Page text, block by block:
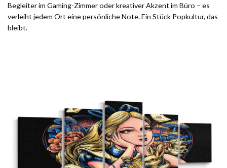
Begleiter im Gaming-Zimmer oder kreativer Akzent im Büro – es
verleiht jedem Ort eine persönliche Note. Ein Stück Popkultur, das
bleibt.